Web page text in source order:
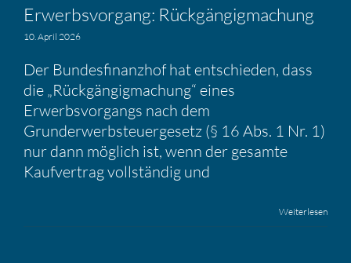
Erwerbs­vor­gang: Rückgän­gig­ma­chung
10. April 2026
Der Bundesfinanzhof hat entschieden, dass
die „Rückgängigmachung“ eines
Erwerbsvorgangs nach dem
Grunderwerbsteuergesetz (§ 16 Abs. 1 Nr. 1)
nur dann möglich ist, wenn der gesamte
Kaufvertrag vollständig und
Weiterlesen